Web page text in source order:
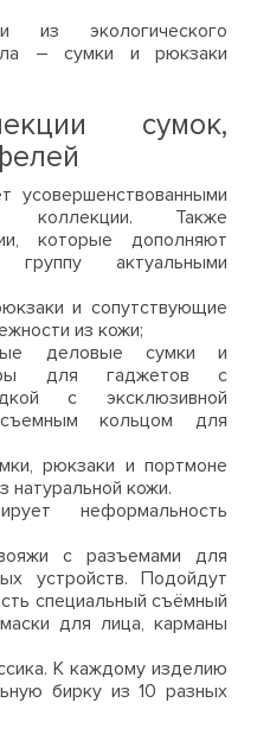
из экологического
– сумки и рюкзаки
сумок,
усовершенствованными
коллекции. Также
которые дополняют
группу актуальными
и сопутствующие
из кожи;
деловые сумки и
для гаджетов с
с эксклюзивной
кольцом для
рюкзаки и портмоне
натуральной кожи.
неформальность
с разъемами для
устройств. Подойдут
специальный съёмный
для лица, карманы
К каждому изделию
бирку из 10 разных